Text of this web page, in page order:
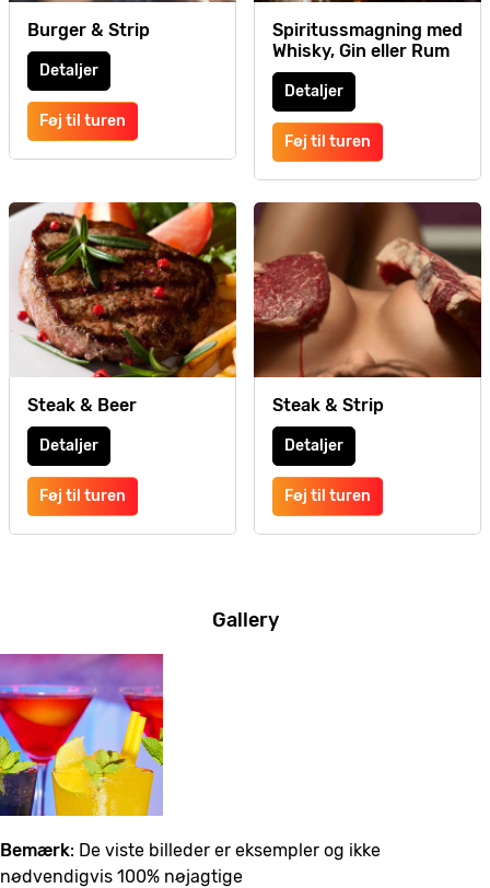
Burger & Strip
Detaljer
Føj til turen
Spiritussmagning med
Whisky, Gin eller Rum
Detaljer
Føj til turen
Steak & Beer
Detaljer
Føj til turen
Steak & Strip
Detaljer
Føj til turen
Gallery
Bemærk: De viste billeder er eksempler og ikke
nødvendigvis 100% nøjagtige